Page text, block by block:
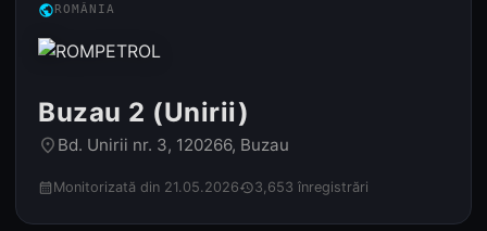
publicROMÂNIA
Buzau 2 (Unirii)
place Bd. Unirii nr. 3, 120266, Buzau
calendar_month Monitorizată din 21.05.2026history3,653 înregistrări